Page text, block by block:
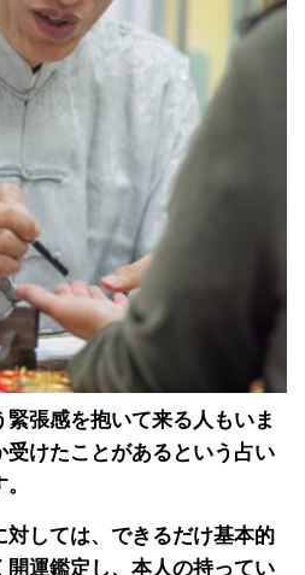
張感を抱いて来る人もいま
けたことがあるという占い
しては、できるだけ基本的
運鑑定し、本人の持ってい